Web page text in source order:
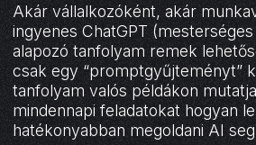
Akár vállalkozóként, akár
ingyenes ChatGPT (mesterséges
alapozó tanfolyam remek
csak egy “promptgyűjteményt”
tanfolyam valós példákon
mindennapi feladatokat hogyan
hatékonyabban megoldani AI